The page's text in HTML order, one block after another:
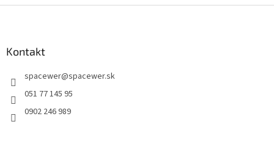
Kontakt
spacewer@spacewer.sk
051 77 145 95
0902 246 989